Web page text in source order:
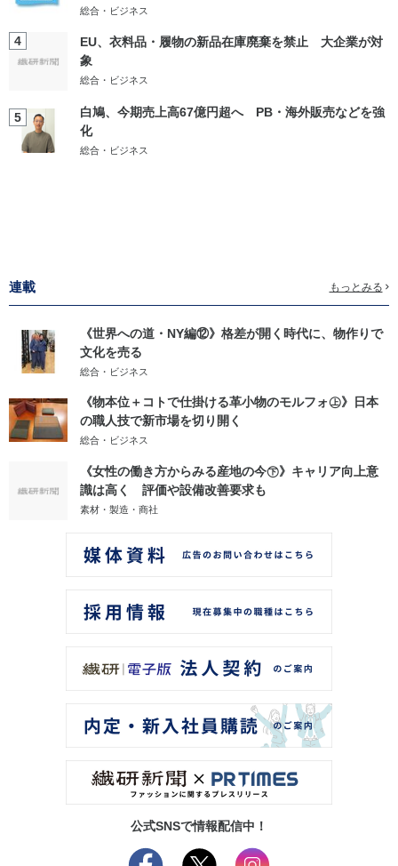
総合・ビジネス
4
EU、衣料品・履物の新品在庫廃棄を禁止 大企業が対
象
総合・ビジネス
5
白鳩、今期売上高67億円超へ PB・海外販売などを強
化
総合・ビジネス
連載 もっとみる
《世界への道・NY編⑫》格差が開く時代に、物作りで
文化を売る
総合・ビジネス
《物本位＋コトで仕掛ける革小物のモルフォ㊤》日本
の職人技で新市場を切り開く
総合・ビジネス
《女性の働き方からみる産地の今㊦》キャリア向上意
識は高く 評価や設備改善要求も
素材・製造・商社
公式SNSで情報配信中！